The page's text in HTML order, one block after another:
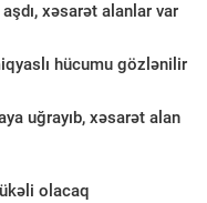
xəsarət alanlar var
hücumu gözlənilir
uğrayıb, xəsarət alan
olacaq